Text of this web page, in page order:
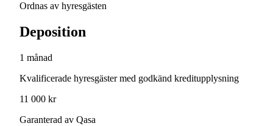
Ordnas av hyresgästen
Deposition
1 månad
Kvalificerade hyresgäster med godkänd kreditupplysning
11 000 kr
Garanterad av Qasa